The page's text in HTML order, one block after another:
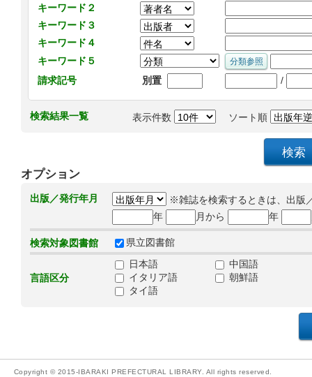
キーワード２
キーワード３
キーワード４
キーワード５
請求記号
別置 /
検索結果一覧 表示件数 ソート順
オプション
出版／発行年月
※雑誌を検索するときは、出版
年
月から 年
検索対象図書館 県立図書館
言語区分
日本語
中国語
イタリア語
朝鮮語
タイ語
Copyright © 2015-IBARAKI PREFECTURAL LIBRARY. All rights reserved.